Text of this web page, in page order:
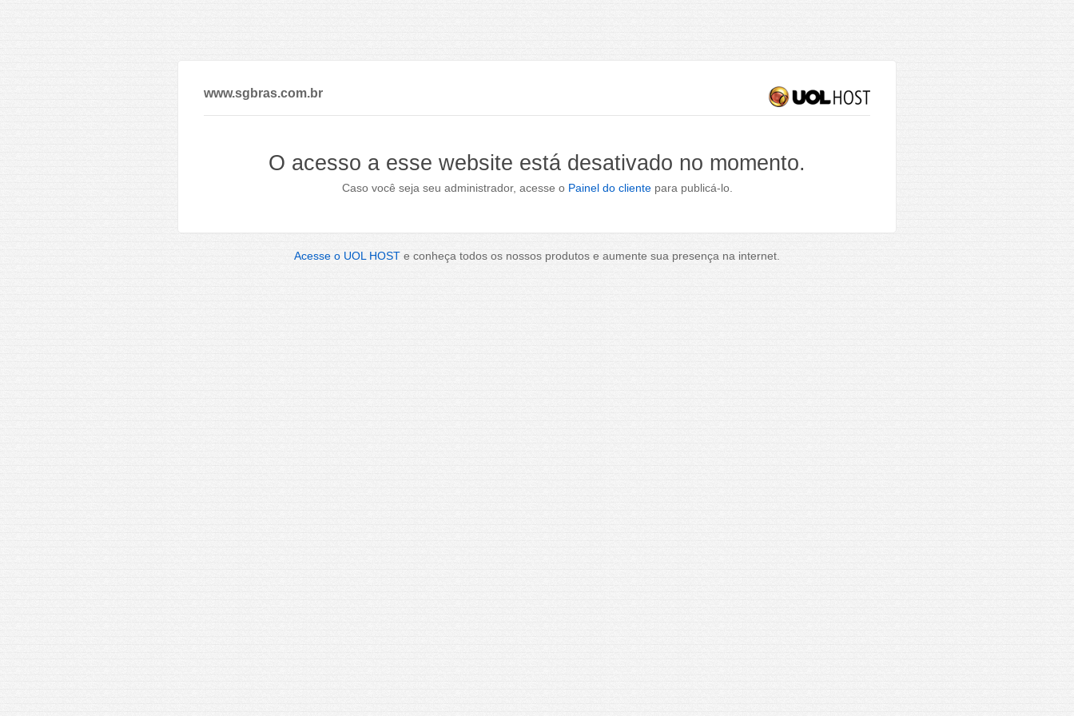
www.sgbras.com.br
O acesso a esse website está desativado no momento.
Caso você seja seu administrador, acesse o Painel do clientepara publicá-lo.
Acesse o UOL HOST e conheça todos os nossos produtos e aumente sua presença na internet.